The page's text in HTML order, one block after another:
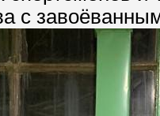
с